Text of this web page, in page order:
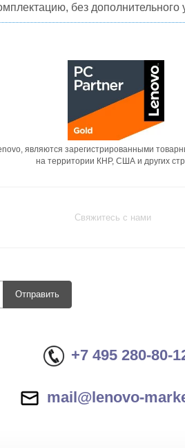
без
являются зарегистрированными
на территории КНР, США и других
Свяжитесь с нами
Отправить
+7 495 280-80-
mail@lenovo-